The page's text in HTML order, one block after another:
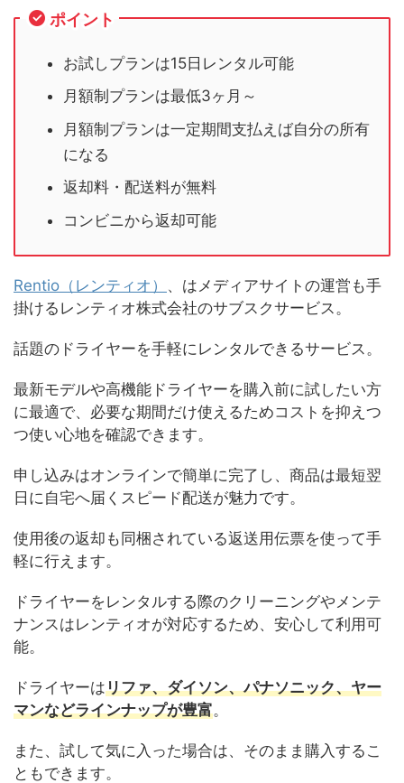
ポイント
お試しプランは15日レンタル可能
月額制プランは最低3ヶ月～
月額制プランは一定期間支払えば自分の所有
になる
返却料・配送料が無料
コンビニから返却可能
Rentio（レンティオ） 、はメディアサイトの運営も手
掛けるレンティオ株式会社のサブスクサービス。
話題のドライヤーを手軽にレンタルできるサービス。
最新モデルや高機能ドライヤーを購入前に試したい方
に最適で、必要な期間だけ使えるためコストを抑えつ
つ使い心地を確認できます。
申し込みはオンラインで簡単に完了し、商品は最短翌
日に自宅へ届くスピード配送が魅力です。
使用後の返却も同梱されている返送用伝票を使って手
軽に行えます。
ドライヤーをレンタルする際のクリーニングやメンテ
ナンスはレンティオが対応するため、安心して利用可
能。
ドライヤーはリファ、ダイソン、パナソニック、ヤー
マンなどラインナップが豊富。
また、試して気に入った場合は、そのまま購入するこ
ともできます。